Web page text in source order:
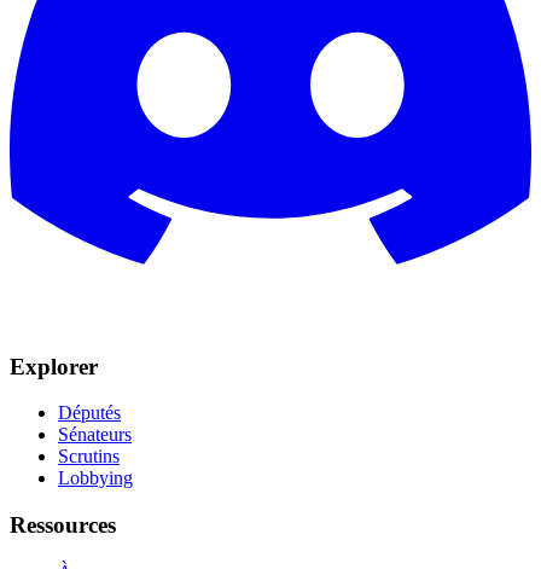
Explorer
Députés
Sénateurs
Scrutins
Lobbying
Ressources